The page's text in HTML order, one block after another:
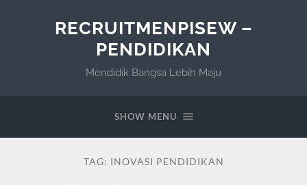
RECRUITMENPISEW –
PENDIDIKAN
Mendidik Bangsa Lebih Maju
SHOW MENU
TAG: INOVASI PENDIDIKAN